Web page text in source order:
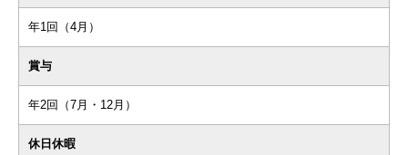
年1回（4月）
賞与
年2回（7月・12月）
休日休暇